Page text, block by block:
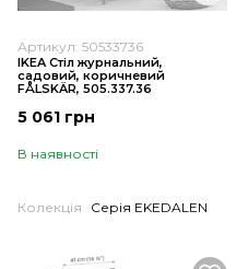
Артикул: 50533736
IKEA Стіл журнальний,
садовий, коричневий
FÅLSKÄR, 505.337.36
5 061 грн
В наявності
Колекція Серія EKEDALEN